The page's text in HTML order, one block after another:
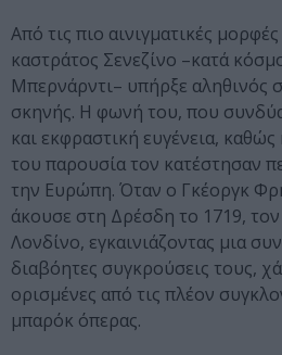
Από τις πιο αινιγματικές
καστράτος Σενεζίνο –κατά
Μπερνάρντι– υπήρξε αληθινός
σκηνής. Η φωνή του, που
και εκφραστική ευγένεια,
του παρουσία τον κατέστησαν
την Ευρώπη. Όταν ο Γκέοργκ
άκουσε στη Δρέσδη το 1719,
Λονδίνο, εγκαινιάζοντας μια
διαβόητες συγκρούσεις τους,
ορισμένες από τις πλέον
μπαρόκ όπερας.